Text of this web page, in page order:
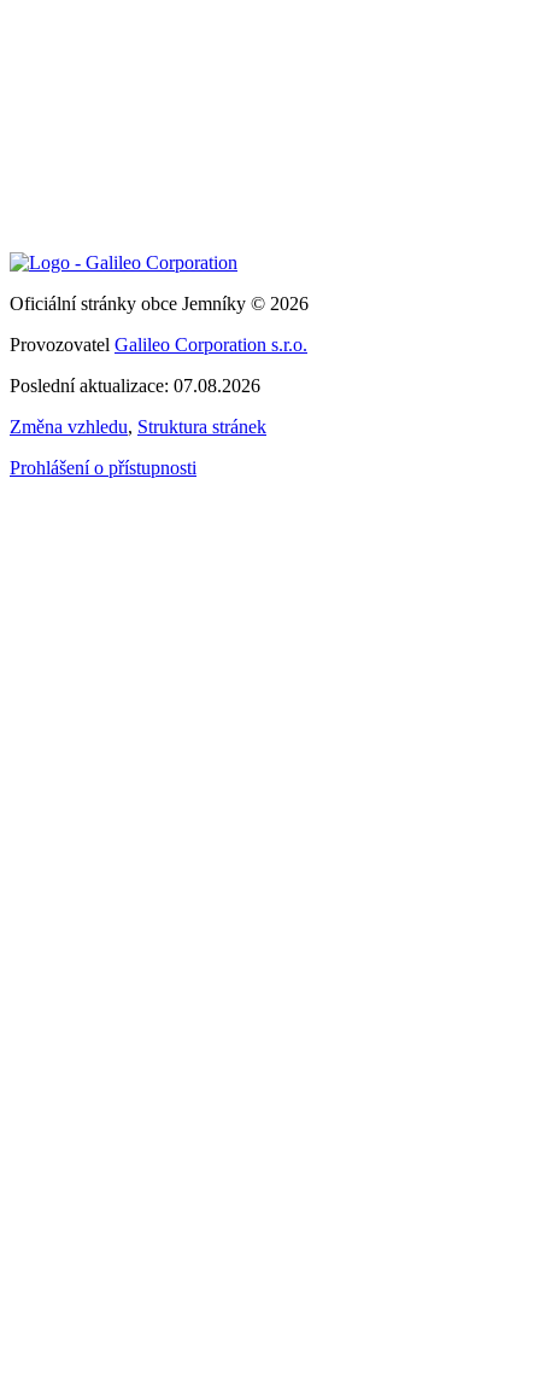
Oficiální stránky obce Jemníky © 2026
Provozovatel Galileo Corporation s.r.o.
Poslední aktualizace: 07.08.2026
Změna vzhledu, Struktura stránek
Prohlášení o přístupnosti